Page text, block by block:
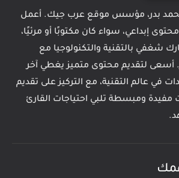
بدر، مؤسس موقع عرب جيك. أعمل
إبداعي، سواء كان مكتوبًا أو مرئيًا،
شغفي بالتقنية والتكنولوجيا مع
أسعى لتقديم محتوى متميز يغطي آخر
في عالم التقنية، مع التركيز على تقديم
مفيدة ومبسطة تلبي احتياجات القارئ